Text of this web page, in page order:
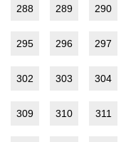
288 289 290
295 296 297
302 303 304
309 310 311